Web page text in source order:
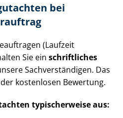
bei
(Laufzeit
Sie ein schriftliches
Sach­ver­stän­di­gen. Das
kostenlosen Bewertung.
typischerweise aus: